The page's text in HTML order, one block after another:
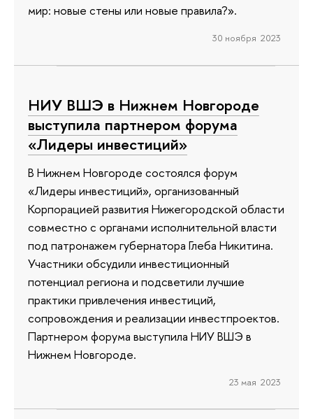
мир: новые стены или новые правила?».
30 ноября 2023
НИУ ВШЭ в Нижнем Новгороде
выступила партнером форума
«Лидеры инвестиций»
В Нижнем Новгороде состоялся форум
«Лидеры инвестиций», организованный
Корпорацией развития Нижегородской области
совместно с органами исполнительной власти
под патронажем губернатора Глеба Никитина.
Участники обсудили инвестиционный
потенциал региона и подсветили лучшие
практики привлечения инвестиций,
сопровождения и реализации инвестпроектов.
Партнером форума выступила НИУ ВШЭ в
Нижнем Новгороде.
23 мая 2023